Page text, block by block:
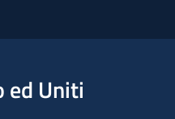
ed Uniti